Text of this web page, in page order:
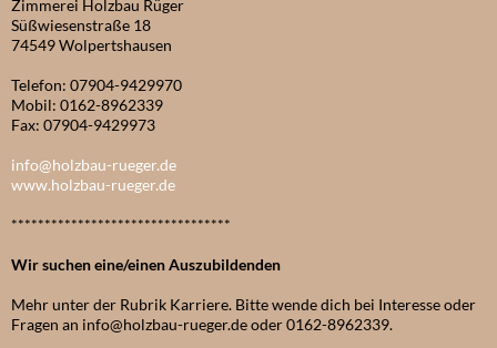
Zimmerei Holzbau Rüger
Süßwiesenstraße 18
74549 Wolpertshausen
Telefon: 07904-9429970
Mobil: 0162-8962339
Fax: 07904-9429973
info@holzbau-rueger.de
www.holzbau-rueger.de
*********************************
Wir suchen eine/einen Auszubildenden
Mehr unter der Rubrik Karriere. Bitte wende dich bei Interesse oder
Fragen an info@holzbau-rueger.de oder 0162-8962339.